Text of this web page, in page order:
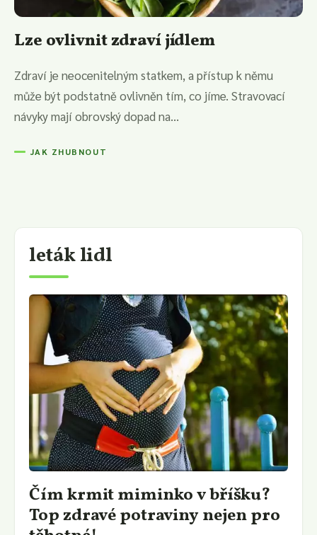
Lze ovlivnit zdraví jídlem
Zdraví je neocenitelným statkem, a přístup k němu
může být podstatně ovlivněn tím, co jíme. Stravovací
návyky mají obrovský dopad na...
JAK ZHUBNOUT
leták lidl
Čím krmit miminko v bříšku?
Top zdravé potraviny nejen pro